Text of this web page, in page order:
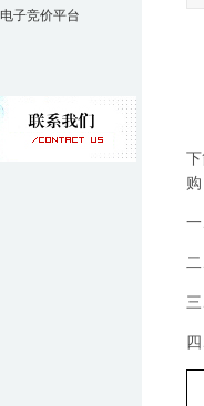
一
电子竞价平台